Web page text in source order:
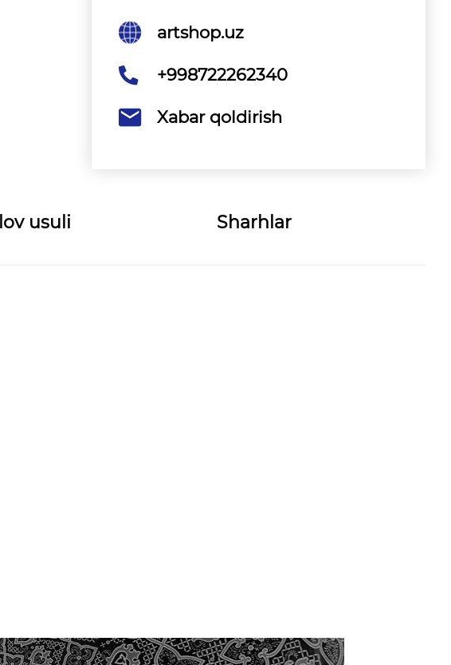
artshop.uz
+998722262340
Xabar qoldirish
usuli Sharhlar